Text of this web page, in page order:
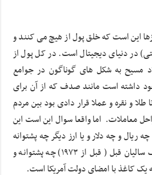
این است که خلق پول از هیچ می کنند و
در دنیای دیجیتال است. در کل پول از
مسیح به شکل های گوناگون در جوامع
داشته است مانند صدف که از آن برای
و نقره و عملا قرار دادی بود بین مردم
معاملات. اما واقعا سوال این است این
ریال و چه دلار و یا ارز دیگر چه پشتوانه
ایی دارند؟ دلار آمریکا بر خلاف سالیان قبل ( قبل از ۱۹۷۳) چه پشتوانه و
یک کاغذ با امضای دولت آمریکا است.